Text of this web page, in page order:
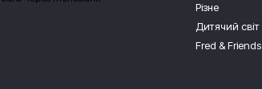
Різне
Дитячий світ
Fred & Friends